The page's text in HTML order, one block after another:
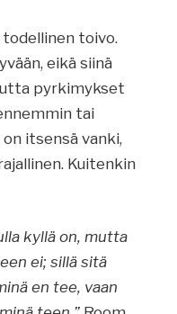
todellinen toivo.
eikä siinä
pyrkimykset
tai
itsensä vanki,
Kuitenkin
kyllä on, mutta
ei; sillä sitä
en tee, vaan